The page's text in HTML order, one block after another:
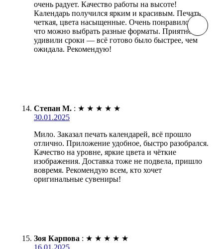
очень радует. Качество работы на высоте!
Календарь получился ярким и красивым. Печать
четкая, цвета насыщенные. Очень понравилось,
что можно выбрать разные форматы. Приятно
удивили сроки — всё готово было быстрее, чем
ожидала. Рекомендую!
Степан М. : ★ ★ ★ ★ ★
30.01.2025
Мило. Заказал печать календарей, всё прошло
отлично. Приложение удобное, быстро разобрался.
Качество на уровне, яркие цвета и чёткие
изображения. Доставка тоже не подвела, пришло
вовремя. Рекомендую всем, кто хочет
оригинальные сувениры!
Зоя Карпова : ★ ★ ★ ★ ★